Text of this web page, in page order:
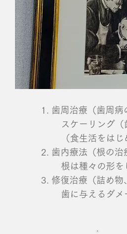
1. 歯周治療（歯周病
スケーリング
（食生活をは
2. 歯内療法（根の治
根は種々の形を
3. 修復治療（詰め物
歯に与えるダ